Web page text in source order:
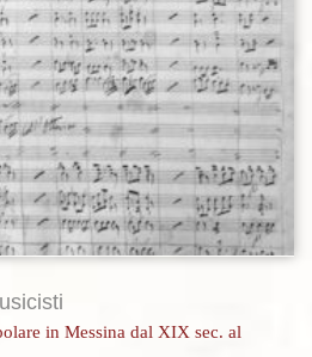
in Messina dal XIX sec. al